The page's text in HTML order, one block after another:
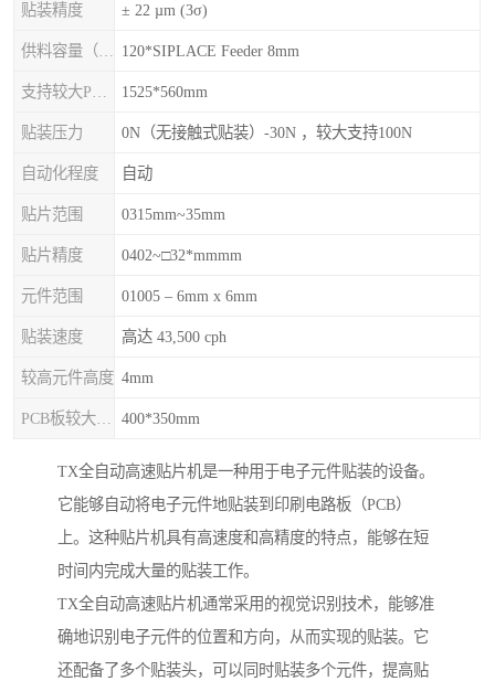
贴装精度 ± 22 µm (3σ)
120*SIPLACE Feeder 8mm
1525*560mm
贴装压力 0N（无接触式贴装）-30N ，较大支持100N
自动化程度 自动
贴片范围 0315mm~35mm
贴片精度 0402~□32*mmmm
元件范围 01005 – 6mm x 6mm
贴装速度 高达 43,500 cph
较高元件高度 4mm
400*350mm
TX全自动高速贴片机是一种用于电子元件贴装的设备。
它能够自动将电子元件地贴装到印刷电路板（PCB）
上。这种贴片机具有高速度和高精度的特点，能够在短
时间内完成大量的贴装工作。
TX全自动高速贴片机通常采用的视觉识别技术，能够准
确地识别电子元件的位置和方向，从而实现的贴装。它
还配备了多个贴装头，可以同时贴装多个元件，提高贴